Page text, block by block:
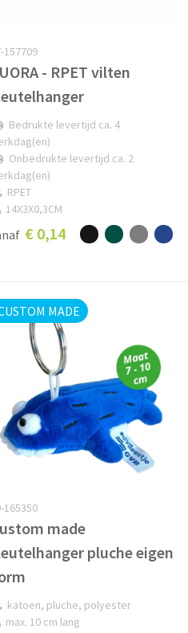
157709
- RPET vilten
Bedrukte levertijd ca. 4
Onbedrukte levertijd ca. 2
RPET
14X3X0,3CM
€ 0,14
MADE
165350
made
pluche eigen
katoen, pluche, polyester
max. 10 cm lang